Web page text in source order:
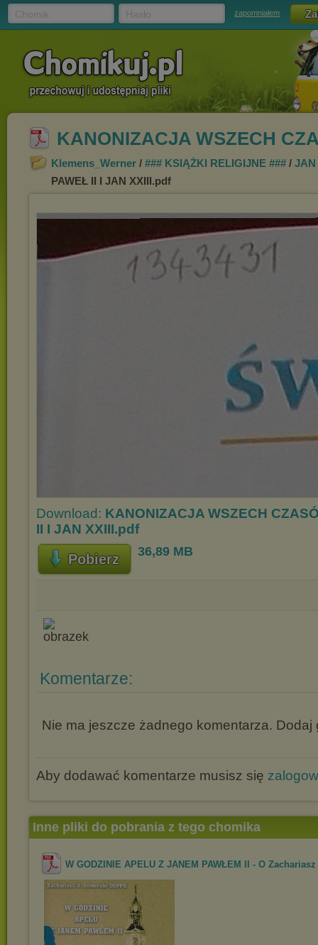
zapomniałem
KANONIZACJA WSZECH
Klemens_Werner / ### KSIĄŻKI RELIGIJNE ### / JAN
PAWEŁ II I JAN XXIII.pdf
Download: KANONIZACJA WSZECH
II I JAN XXIII.pdf
Pobierz 36,89 MB
Komentarze:
Nie ma jeszcze żadnego komentarza. Dodaj
Aby dodawać komentarze musisz się
Inne pliki do pobrania z tego chomika
W GODZINIE APELU Z JANEM PAWŁEM II - O Zachariasz